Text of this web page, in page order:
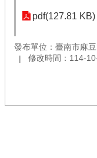
pdf(127.81 KB)
發布單位：臺南市麻
修改時間：114-